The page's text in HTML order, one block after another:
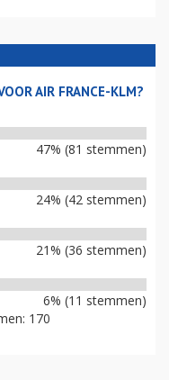
AIR FRANCE-KLM?
47% (81 stemmen)
24% (42 stemmen)
21% (36 stemmen)
6% (11 stemmen)
170